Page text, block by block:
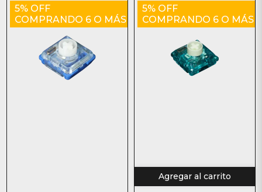
5% OFF
COMPRANDO 6 O MÁS
5% OFF
COMPRANDO 6 O MÁS
Agregar al carrito